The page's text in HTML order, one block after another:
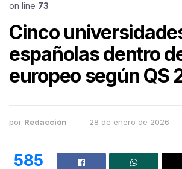
on line 73
Cinco
españolas dentro
europeo según QS
por Redacción 28 de enero de 2026
585